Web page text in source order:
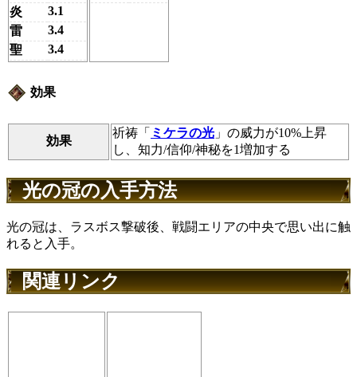
炎
3.1
雷
3.4
聖
3.4
効果
効果
祈祷「 ミケラの光 」の威力が10%上昇
し、知力/信仰/神秘を1増加する
光の冠の入手方法
光の冠は、ラスボス撃破後、戦闘エリアの中央で思い出に触
れると入手。
関連リンク